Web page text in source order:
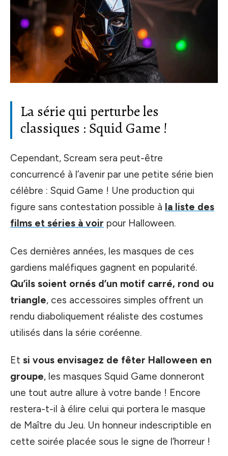
La série qui perturbe les
classiques : Squid Game !
Cependant, Scream sera peut-être
concurrencé à l’avenir par une petite série bien
célèbre : Squid Game ! Une production qui
figure sans contestation possible à la liste des
films et séries à voir pour Halloween.
Ces dernières années, les masques de ces
gardiens maléfiques gagnent en popularité.
Qu’ils soient ornés d’un motif carré, rond ou
triangle, ces accessoires simples offrent un
rendu diaboliquement réaliste des costumes
utilisés dans la série coréenne.
Et si vous envisagez de fêter Halloween en
groupe, les masques Squid Game donneront
une tout autre allure à votre bande ! Encore
restera-t-il à élire celui qui portera le masque
de Maître du Jeu. Un honneur indescriptible en
cette soirée placée sous le signe de l’horreur !